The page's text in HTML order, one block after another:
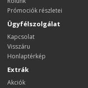
Prómociók részletei
Ügyfélszolgálat
Kapcsolat
Visszáru
Honlaptérkép
Extrák
Akciók